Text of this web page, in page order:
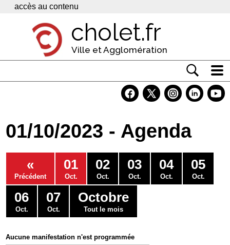
Panneau de gestion des cookies
accès au contenu
cholet.fr
Ville et Agglomération
Economie
Services
Contacts
01/10/2023 - Agenda
«
Précédent
01
Oct.
02
Oct.
03
Oct.
04
Oct.
05
Oct.
06
Oct.
07
Oct.
Octobre
Tout le mois
Aucune manifestation n'est programmée